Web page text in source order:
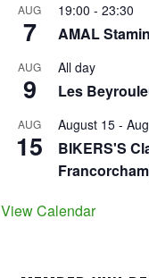
AUG
7
19:00 - 23:30
AMAL
AUG
9
All day
Les
AUG
15
August 15 -
BIKERS'S
View Calendar